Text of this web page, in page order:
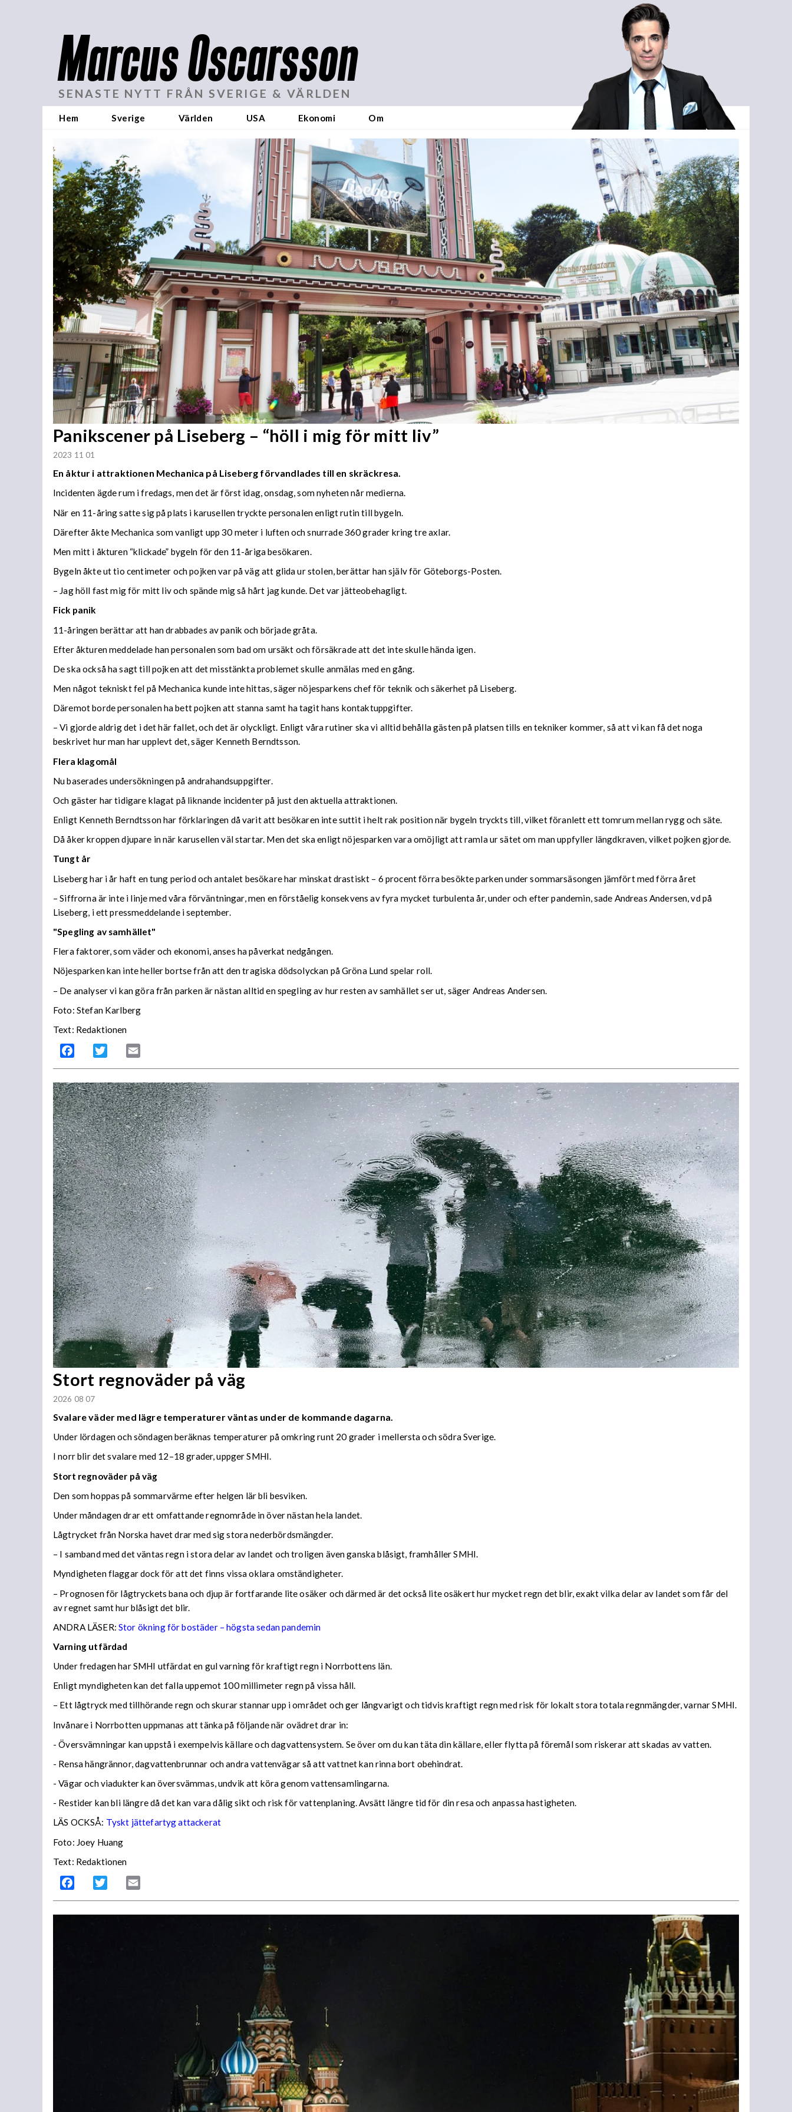
Marcus Oscarsson
SENASTE NYTT FRÅN SVERIGE & VÄRLDEN
Hem Sverige Världen USA Ekonomi Om
Panikscener på Liseberg – “höll i mig för mitt liv”
2023 11 01
En åktur i attraktionen Mechanica på Liseberg förvandlades till en skräckresa.
Incidenten ägde rum i fredags, men det är först idag, onsdag, som nyheten når medierna.
När en 11-åring satte sig på plats i karusellen tryckte personalen enligt rutin till bygeln.
Därefter åkte Mechanica som vanligt upp 30 meter i luften och snurrade 360 grader kring tre axlar.
Men mitt i åkturen “klickade” bygeln för den 11-åriga besökaren.
Bygeln åkte ut tio centimeter och pojken var på väg att glida ur stolen, berättar han själv för Göteborgs-Posten.
– Jag höll fast mig för mitt liv och spände mig så hårt jag kunde. Det var jätteobehagligt.
Fick panik
11-åringen berättar att han drabbades av panik och började gråta.
Efter åkturen meddelade han personalen som bad om ursäkt och försäkrade att det inte skulle hända igen.
De ska också ha sagt till pojken att det misstänkta problemet skulle anmälas med en gång.
Men något tekniskt fel på Mechanica kunde inte hittas, säger nöjesparkens chef för teknik och säkerhet på Liseberg.
Däremot borde personalen ha bett pojken att stanna samt ha tagit hans kontaktuppgifter.
– Vi gjorde aldrig det i det här fallet, och det är olyckligt. Enligt våra rutiner ska vi alltid behålla gästen på platsen tills en tekniker kommer, så att vi kan få det noga
beskrivet hur man har upplevt det, säger Kenneth Berndtsson.
Flera klagomål
Nu baserades undersökningen på andrahandsuppgifter.
Och gäster har tidigare klagat på liknande incidenter på just den aktuella attraktionen.
Enligt Kenneth Berndtsson har förklaringen då varit att besökaren inte suttit i helt rak position när bygeln tryckts till, vilket föranlett ett tomrum mellan rygg och säte.
Då åker kroppen djupare in när karusellen väl startar. Men det ska enligt nöjesparken vara omöjligt att ramla ur sätet om man uppfyller längdkraven, vilket pojken gjorde.
Tungt år
Liseberg har i år haft en tung period och antalet besökare har minskat drastiskt – 6 procent förra besökte parken under sommarsäsongen jämfört med förra året
– Siffrorna är inte i linje med våra förväntningar, men en förståelig konsekvens av fyra mycket turbulenta år, under och efter pandemin, sade Andreas Andersen, vd på
Liseberg, i ett pressmeddelande i september.
"Spegling av samhället"
Flera faktorer, som väder och ekonomi, anses ha påverkat nedgången.
Nöjesparken kan inte heller bortse från att den tragiska dödsolyckan på Gröna Lund spelar roll.
– De analyser vi kan göra från parken är nästan alltid en spegling av hur resten av samhället ser ut, säger Andreas Andersen.
Foto: Stefan Karlberg
Text: Redaktionen
Facebook Twitter
Stort regnoväder på väg
2026 08 07
Svalare väder med lägre temperaturer väntas under de kommande dagarna.
Under lördagen och söndagen beräknas temperaturer på omkring runt 20 grader i mellersta och södra Sverige.
I norr blir det svalare med 12–18 grader, uppger SMHI.
Stort regnoväder på väg
Den som hoppas på sommarvärme efter helgen lär bli besviken.
Under måndagen drar ett omfattande regnområde in över nästan hela landet.
Lågtrycket från Norska havet drar med sig stora nederbördsmängder.
– I samband med det väntas regn i stora delar av landet och troligen även ganska blåsigt, framhåller SMHI.
Myndigheten flaggar dock för att det finns vissa oklara omständigheter.
– Prognosen för lågtryckets bana och djup är fortfarande lite osäker och därmed är det också lite osäkert hur mycket regn det blir, exakt vilka delar av landet som får del
av regnet samt hur blåsigt det blir.
ANDRA LÄSER: Stor ökning för bostäder – högsta sedan pandemin
Varning utfärdad
Under fredagen har SMHI utfärdat en gul varning för kraftigt regn i Norrbottens län.
Enligt myndigheten kan det falla uppemot 100 millimeter regn på vissa håll.
– Ett lågtryck med tillhörande regn och skurar stannar upp i området och ger långvarigt och tidvis kraftigt regn med risk för lokalt stora totala regnmängder, varnar SMHI.
Invånare i Norrbotten uppmanas att tänka på följande när ovädret drar in:
- Översvämningar kan uppstå i exempelvis källare och dagvattensystem. Se över om du kan täta din källare, eller flytta på föremål som riskerar att skadas av vatten.
- Rensa hängrännor, dagvattenbrunnar och andra vattenvägar så att vattnet kan rinna bort obehindrat.
- Vägar och viadukter kan översvämmas, undvik att köra genom vattensamlingarna.
- Restider kan bli längre då det kan vara dålig sikt och risk för vattenplaning. Avsätt längre tid för din resa och anpassa hastigheten.
LÄS OCKSÅ: Tyskt jättefartyg attackerat
Foto: Joey Huang
Text: Redaktionen
Facebook Twitter